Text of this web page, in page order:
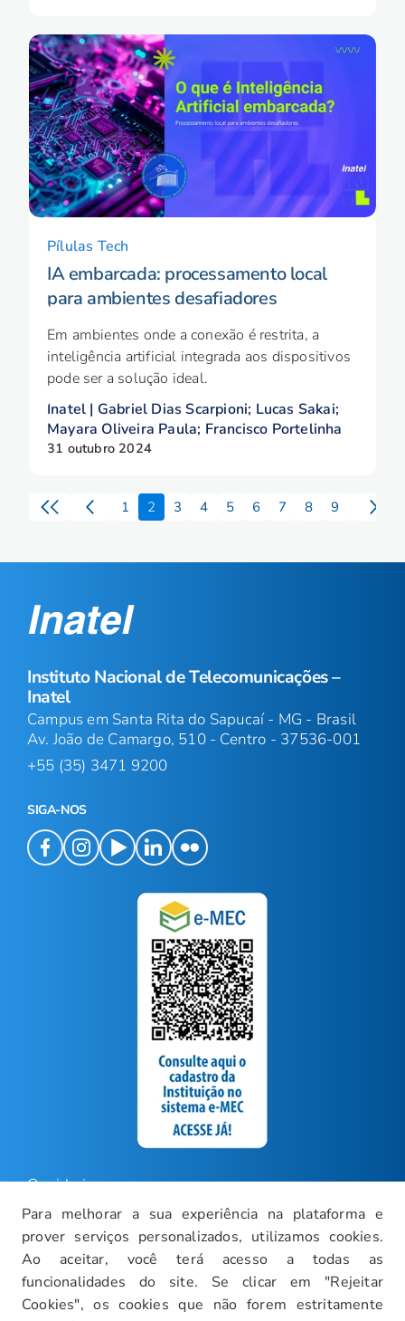
Para melhorar a sua experiência na plataforma e
prover serviços personalizados, utilizamos cookies.
Ao aceitar, você terá acesso a todas as
funcionalidades do site. Se clicar em "Rejeitar
Cookies", os cookies que não forem estritamente
Pílulas Tech
IA embarcada: processamento local
para ambientes desafiadores
Em ambientes onde a conexão é restrita, a
inteligência artificial integrada aos dispositivos
pode ser a solução ideal.
Inatel | Gabriel Dias Scarpioni; Lucas Sakai;
Mayara Oliveira Paula; Francisco Portelinha
31 outubro 2024
1 2 3 4 5 6 7 8 9
Instituto Nacional de Telecomunicações –
Inatel
Campus em Santa Rita do Sapucaí - MG - Brasil
Av. João de Camargo, 510 - Centro - 37536-001
+55 (35) 3471 9200
SIGA-NOS
Ouvidoria
Carreiras
Intranet
Política de Privacidade
Documentos Institucionais